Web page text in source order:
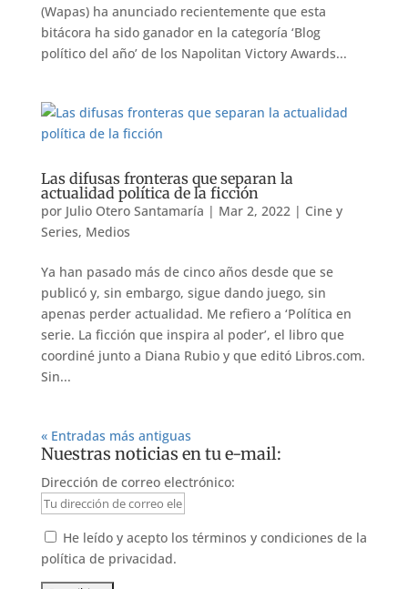
(Wapas) ha anunciado recientemente que esta
bitácora ha sido ganador en la categoría ‘Blog
político del año’ de los Napolitan Victory Awards...
Las difusas fronteras que separan la
actualidad política de la ficción
por Julio Otero Santamaría | Mar 2, 2022| Cine y
Series, Medios
Ya han pasado más de cinco años desde que se
publicó y, sin embargo, sigue dando juego, sin
apenas perder actualidad. Me refiero a ‘Política en
serie. La ficción que inspira al poder’, el libro que
coordiné junto a Diana Rubio y que editó Libros.com.
Sin...
« Entradas más antiguas
Nuestras noticias en tu e-mail:
Dirección de correo electrónico:
He leído y acepto los términos y condiciones de la
política de privacidad.